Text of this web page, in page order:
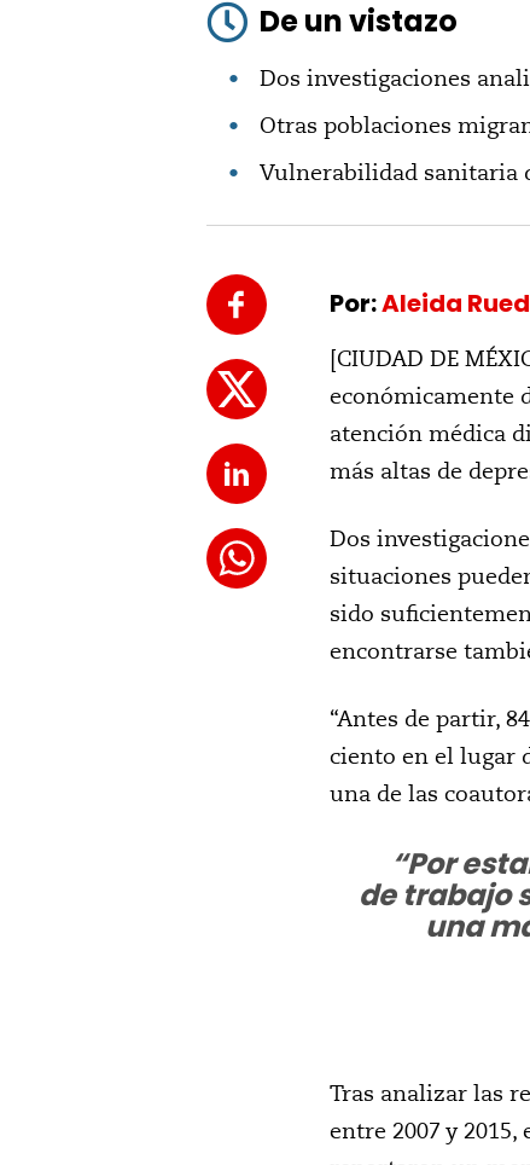
De un vistazo
Dos investigaciones
Otras poblaciones
Vulnerabilidad sanitaria
Por:Aleida
[CIUDAD DE
económicamente
atención médica
más altas de
Dos
situaciones
sido
encontrarse
“Antes de partir,
ciento en el lugar
una de las
“Por
de trabajo
una
Tras analizar las
entre 2007 y